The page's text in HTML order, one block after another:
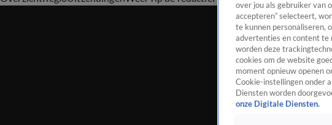
over jou als gebruiker van
accepteren” selecteert,
te kunnen personaliseren,
advertenties en content te
worden deze
cookies om de website
moment opnieuw openen
Cookie-instellingen onder
Diensten worden
onze Digitale Diensten.